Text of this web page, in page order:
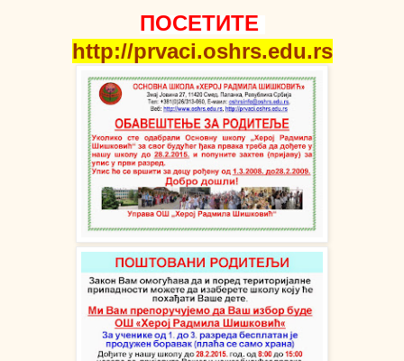
ПОСЕТИТЕ
http://prvaci.oshrs.edu.rs